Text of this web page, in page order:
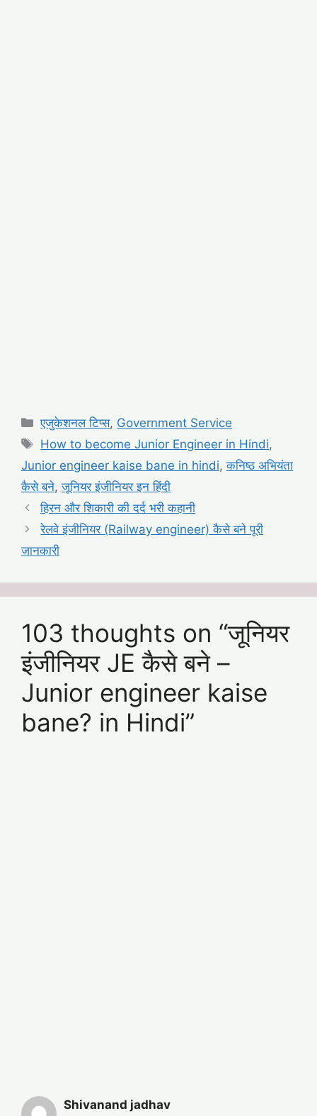
Categories
एजुकेशनल टिप्स, Government Service
Tags
How to become Junior Engineer in Hindi,
Junior engineer kaise bane in hindi,कनिष्ठ अभियंता
कैसे बने,जूनियर इंजीनियर इन हिंदी
हिरन और शिकारी की दर्द भरी कहानी
रेलवे इंजीनियर (Railway engineer) कैसे बने पूरी
जानकारी
103 thoughts on “जूनियर
इंजीनियर JE कैसे बने –
Junior engineer kaise
bane? in Hindi”
Shivanand jadhav